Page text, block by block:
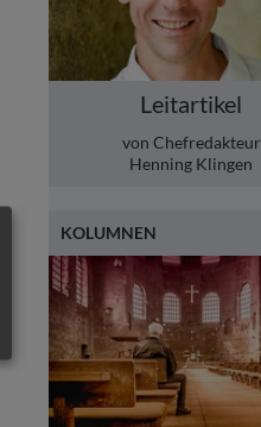
Leitartikel
von Chefredakteur
Henning Klingen
KOLUMNEN